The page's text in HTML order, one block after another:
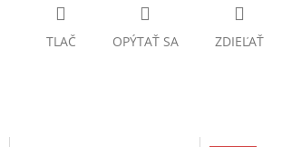
TLAČ OPÝTAŤ SA ZDIEĽAŤ